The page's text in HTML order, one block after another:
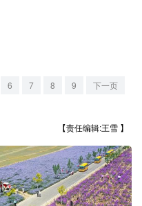
河北 山西
江苏
福建 江西
湖北 湖南
6 7 8 9 下一页
【责任编辑:王雪 】